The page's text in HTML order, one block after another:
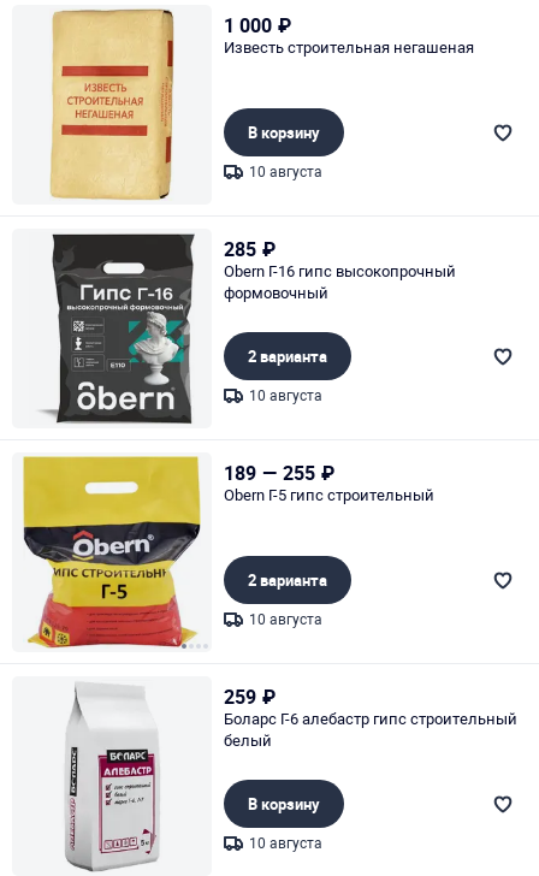
1 000 ₽
Известь строительная негашеная
В корзину
10 августа
285 ₽
Obern Г-16 гипс высокопрочный
формовочный
2 варианта
10 августа
189 — 255 ₽
Obern Г-5 гипс строительный
2 варианта
10 августа
259 ₽
Боларс Г-6 алебастр гипс строительный
белый
В корзину
10 августа